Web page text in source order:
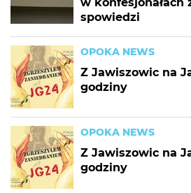
spowiedzi
OPOKA NEWS
Z Jawiszowic na
godziny
OPOKA NEWS
Z Jawiszowic na
godziny